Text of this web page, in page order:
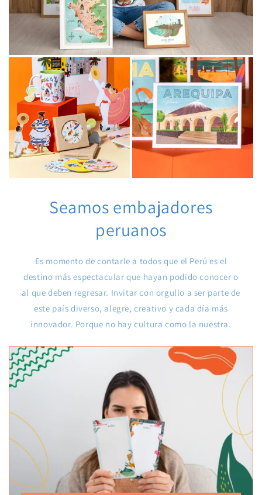
Seamos embajadores
peruanos
Es momento de contarle a todos que el Perú es el
destino más espectacular que hayan podido conocer o
al que deben regresar. Invitar con orgullo a ser parte de
este país diverso, alegre, creativo y cada día más
innovador. Porque no hay cultura como la nuestra.